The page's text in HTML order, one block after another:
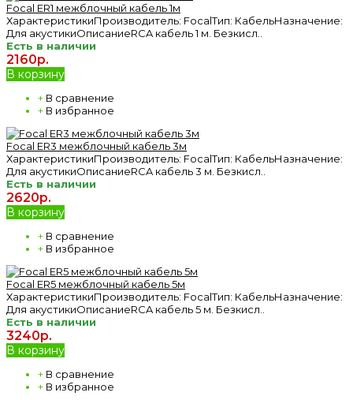
Focal ER1 межблочный кабель 1м
ХарактеристикиПроизводитель: FocalТип: КабельНазначение:
Для акустикиОписаниеRCA кабель 1 м. Безкисл..
Есть в наличии
2160р.
В корзину
+ В сравнение
+ В избранное
Focal ER3 межблочный кабель 3м
ХарактеристикиПроизводитель: FocalТип: КабельНазначение:
Для акустикиОписаниеRCA кабель 3 м. Безкисл..
Есть в наличии
2620р.
В корзину
+ В сравнение
+ В избранное
Focal ER5 межблочный кабель 5м
ХарактеристикиПроизводитель: FocalТип: КабельНазначение:
Для акустикиОписаниеRCA кабель 5 м. Безкисл..
Есть в наличии
3240р.
В корзину
+ В сравнение
+ В избранное